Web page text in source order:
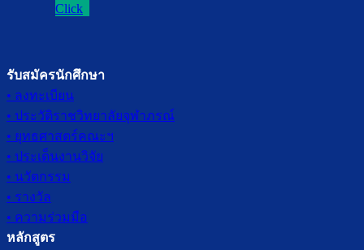
Click
รับสมัครนักศึกษา
• ลงทะเบียน
• ประวัติราชวิทยาลัยจุฬาภรณ์
• ยุทธศาสตร์คณะฯ
• ประเด็นงานวิจัย
• นวัตกรรม
• รางวัล
• ความร่วมมือ
หลักสูตร